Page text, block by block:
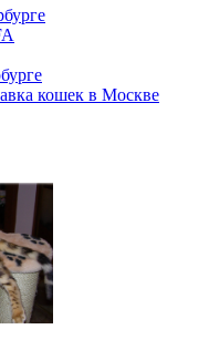
кошек в Москве